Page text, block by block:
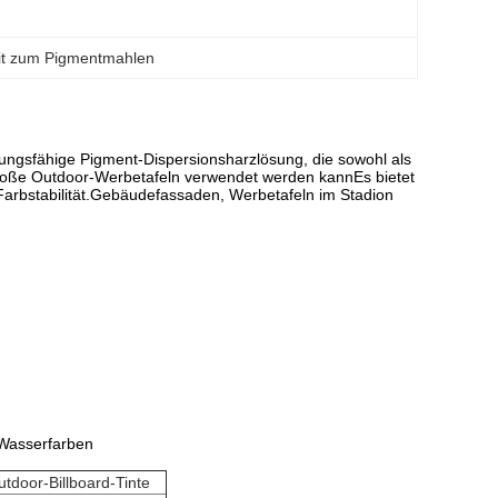
zum Pigmentmahlen
Pigment-Dispersionsharzlösung, die sowohl als
Outdoor-Werbetafeln verwendet werden kannEs bietet
Werbetafeln im Stadion
Billboard-Tinte